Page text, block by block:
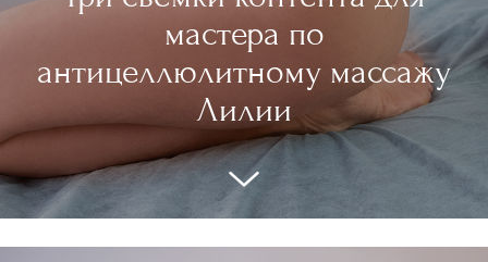
мастера по
антицеллюлитному массажу
Лилии